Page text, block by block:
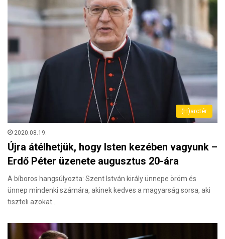
(H)arctér
2020.08.19.
Újra átélhetjük, hogy Isten kezében vagyunk –
Erdő Péter üzenete augusztus 20-ára
A bíboros hangsúlyozta: Szent István király ünnepe öröm és
ünnep mindenki számára, akinek kedves a magyarság sorsa, aki
tiszteli azokat…